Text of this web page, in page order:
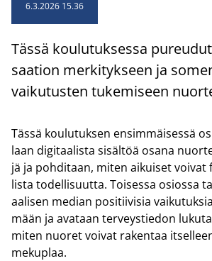
6.3.2026 15.36
Tässä kou­lu­tuk­ses­sa
saa­tion mer­ki­tyk­seen ja
vai­ku­tus­ten tu­ke­mi­seen
Tässä kou­lu­tuk­sen en­sim­mäi­ses­sä
laan di­gi­taa­lis­ta si­säl­töä osana
jä ja poh­di­taan, miten ai­kui­set
lis­ta to­del­li­suut­ta. Toi­ses­sa osios­sa
aa­li­sen me­dian po­si­tii­vi­sia
mään ja ava­taan ter­veys­tie­don
miten nuo­ret voi­vat ra­ken­taa
me­kuplaa.